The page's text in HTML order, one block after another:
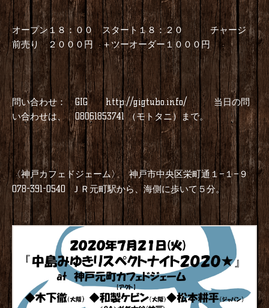
オープン１８：００ スタート１８：２０ チャージ
前売り ２０００円 ＋ツーオーダー１０００円
問い合わせ：GIG http://gigtubo.info/ 当日の問
い合わせは、08061853741（モトタニ）まで。
〈神戸カフェドジェーム〉 神戸市中央区栄町通１−１−９
078-391-0540 ＪＲ元町駅から、海側に歩いて５分。